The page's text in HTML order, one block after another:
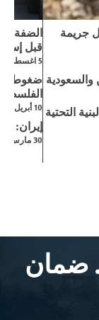
جريمة
التحتية
الضفة
قبل
5 اغسطس/آب 2026
ضغوط
10 أبريل/نيسان 2026
إيران:
30 مارس/آذار 2026
ضمان